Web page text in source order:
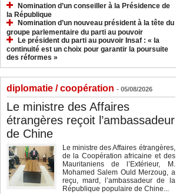
Nomination d’un conseiller à la Présidence de
la République
Nomination d’un nouveau président à la tête du
groupe parlementaire du parti au pouvoir
Le président du parti au pouvoir Insaf : « la
continuité est un choix pour garantir la poursuite
des réformes »
diplomatie / coopération - 05/08/2026
Le ministre des Affaires
étrangères reçoit l’ambassadeur
de Chine
Le ministre des Affaires étrangères,
de la Coopération africaine et des
Mauritaniens de l’Extérieur, M.
Mohamed Salem Ould Merzoug, a
reçu, mard, l’ambassadeur de la
République populaire de Chine...